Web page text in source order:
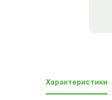
Характеристики